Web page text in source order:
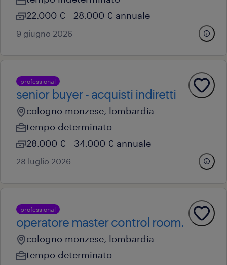
22.000 € - 28.000 € annuale
9 giugno 2026
professional
senior buyer - acquisti indiretti
cologno monzese, lombardia
tempo determinato
28.000 € - 34.000 € annuale
28 luglio 2026
professional
operatore master control room.
cologno monzese, lombardia
tempo determinato